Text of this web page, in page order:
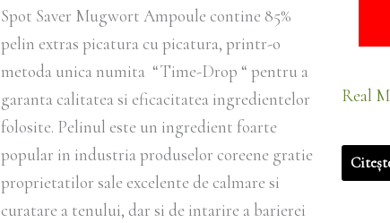
Spot Saver Mugwort Ampoule contine 85%
pelin extras picatura cu picatura, printr-o
metoda unica numita “Time-Drop “ pentru a
garanta calitatea si eficacitatea ingredientelor
folosite. Pelinul este un ingredient foarte
popular in industria produselor coreene gratie
proprietatilor sale excelente de calmare si
curatare a tenului, dar si de intarire a barierei
Real